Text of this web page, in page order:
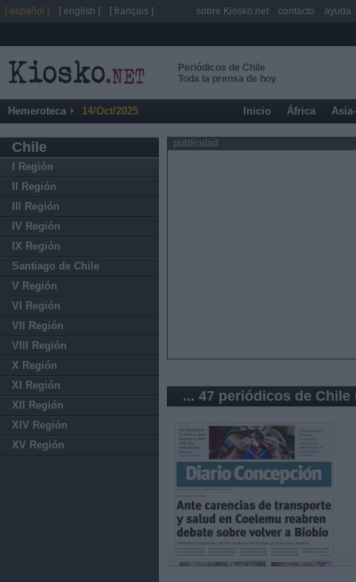
Periódicos de Chile
Toda la prensa de hoy
Hemeroteca 14/Oct/2025 Inicio África
Chile
I Región
II Región
III Región
IV Región
IX Región
Santiago de Chile
V Región
VI Región
VII Región
VIII Región
X Región
XI Región
XII Región
XIV Región
XV Región
publicidad
... 47 periódicos de Chile
[ español ] [ english ] [ français ] sobre Kiosko.net contacto ayuda